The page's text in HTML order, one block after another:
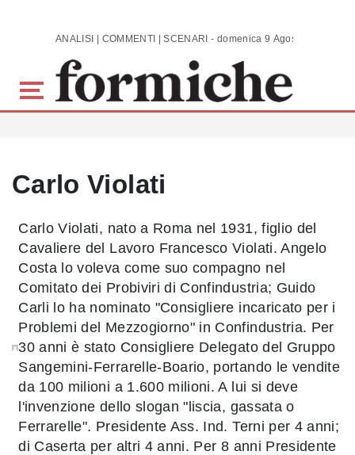
Skip to main content ANALISI | COMMENTI | SCENARI - domenica 9 Agosto 2026
Carlo Violati
Carlo Violati, nato a Roma nel 1931, figlio del
Cavaliere del Lavoro Francesco Violati. Angelo
Costa lo voleva come suo compagno nel
Comitato dei Probiviri di Confindustria; Guido
Carli lo ha nominato "Consigliere incaricato per i
Problemi del Mezzogiorno" in Confindustria. Per
30 anni è stato Consigliere Delegato del Gruppo
Sangemini-Ferrarelle-Boario, portando le vendite
da 100 milioni a 1.600 milioni. A lui si deve
l'invenzione dello slogan "liscia, gassata o
Ferrarelle". Presidente Ass. Ind. Terni per 4 anni;
di Caserta per altri 4 anni. Per 8 anni Presidente